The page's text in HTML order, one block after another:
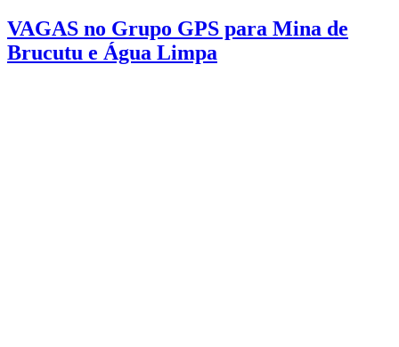
VAGAS no Grupo GPS para Mina de
Brucutu e Água Limpa